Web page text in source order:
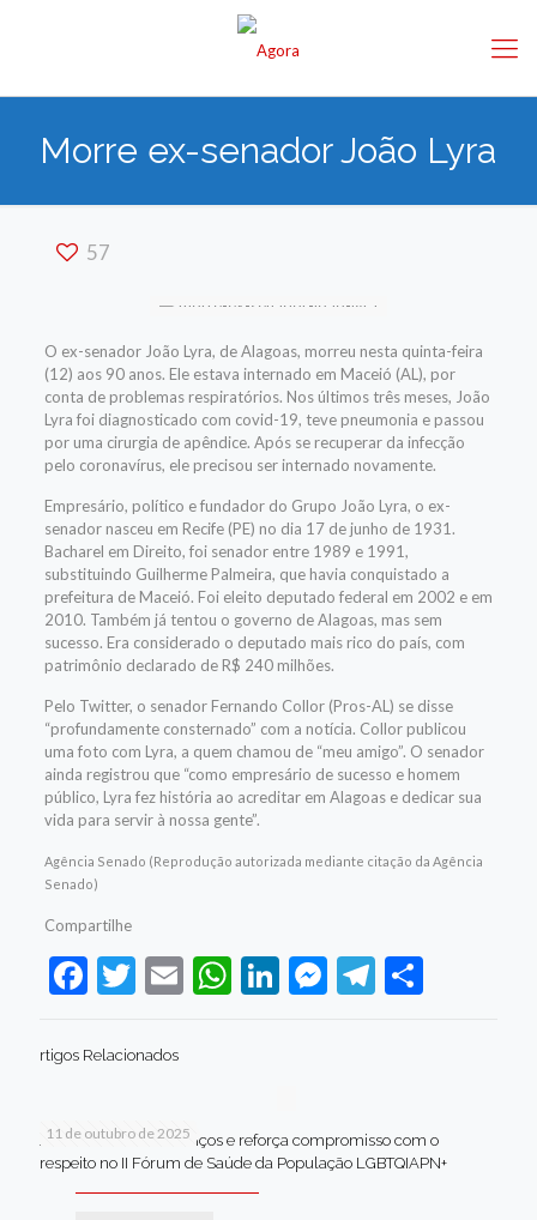
Morre ex-senador João Lyra
57
O ex-senador João Lyra, de Alagoas, morreu nesta quinta-feira
(12) aos 90 anos. Ele estava internado em Maceió (AL), por
conta de problemas respiratórios. Nos últimos três meses, João
Lyra foi diagnosticado com covid-19, teve pneumonia e passou
por uma cirurgia de apêndice. Após se recuperar da infecção
pelo coronavírus, ele precisou ser internado novamente.
Empresário, político e fundador do Grupo João Lyra, o ex-
senador nasceu em Recife (PE) no dia 17 de junho de 1931.
Bacharel em Direito, foi senador entre 1989 e 1991,
substituindo Guilherme Palmeira, que havia conquistado a
prefeitura de Maceió. Foi eleito deputado federal em 2002 e em
2010. Também já tentou o governo de Alagoas, mas sem
sucesso. Era considerado o deputado mais rico do país, com
patrimônio declarado de R$ 240 milhões.
Pelo Twitter, o senador Fernando Collor (Pros-AL) se disse
“profundamente consternado” com a notícia. Collor publicou
uma foto com Lyra, a quem chamou de “meu amigo”. O senador
ainda registrou que “como empresário de sucesso e homem
público, Lyra fez história ao acreditar em Alagoas e dedicar sua
vida para servir à nossa gente”.
Agência Senado (Reprodução autorizada mediante citação da Agência
Senado)
Compartilhe
Facebook
Twitter
EmailWhatsApp
LinkedIn
Messenger
Telegram
Share
rtigos Relacionados
11 de outubro de 2025
Jaboatão celebra avanços e reforça compromisso com o
respeito no II Fórum de Saúde da População LGBTQIAPN+